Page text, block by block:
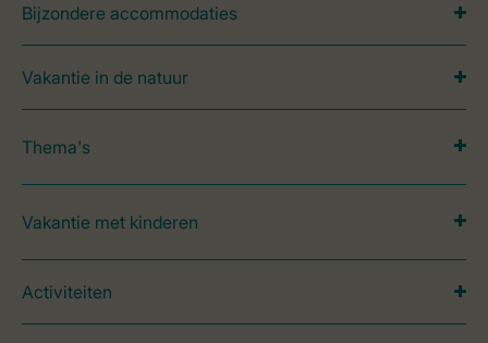
Bijzondere accommodaties
Vakantie in de natuur
Thema's
Vakantie met kinderen
Activiteiten